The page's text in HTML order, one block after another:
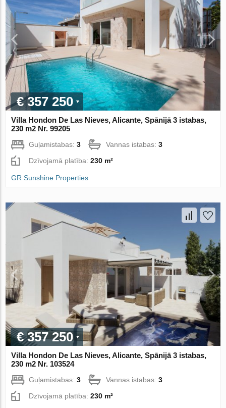
€ 357 250
Villa Hondon De Las Nieves, Alicante, Spānijā 3 istabas,
230 m2 Nr. 99205
Guļamistabas:3 Vannas istabas:3
Dzīvojamā platība:230 m²
GR Sunshine Properties
€ 357 250
Villa Hondon De Las Nieves, Alicante, Spānijā 3 istabas,
230 m2 Nr. 103524
Guļamistabas:3 Vannas istabas:3
Dzīvojamā platība:230 m²